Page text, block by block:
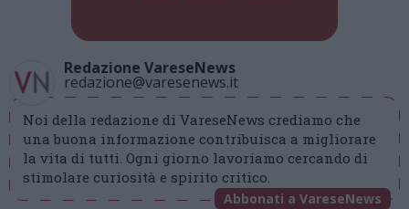
Redazione VareseNews
redazione@varesenews.it
Noi della redazione di VareseNews crediamo che
una buona informazione contribuisca a migliorare
la vita di tutti. Ogni giorno lavoriamo cercando di
stimolare curiosità e spirito critico.
Abbonati a VareseNews